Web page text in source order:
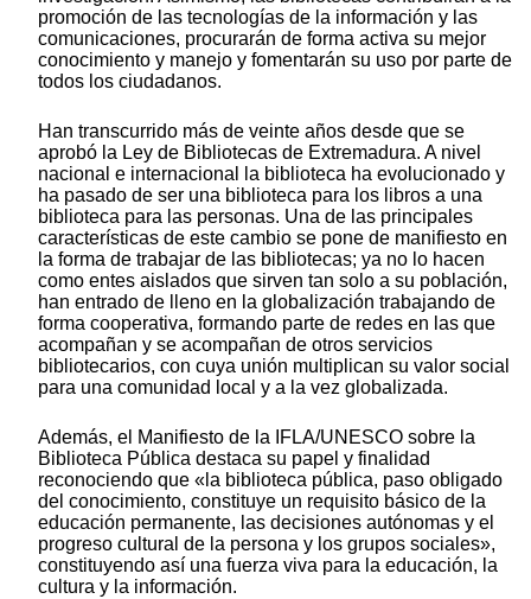
promoción de las tecnologías de la información y las
comunicaciones, procurarán de forma activa su mejor
conocimiento y manejo y fomentarán su uso por parte de
todos los ciudadanos.
Han transcurrido más de veinte años desde que se
aprobó la Ley de Bibliotecas de Extremadura. A nivel
nacional e internacional la biblioteca ha evolucionado y
ha pasado de ser una biblioteca para los libros a una
biblioteca para las personas. Una de las principales
características de este cambio se pone de manifiesto en
la forma de trabajar de las bibliotecas; ya no lo hacen
como entes aislados que sirven tan solo a su población,
han entrado de lleno en la globalización trabajando de
forma cooperativa, formando parte de redes en las que
acompañan y se acompañan de otros servicios
bibliotecarios, con cuya unión multiplican su valor social
para una comunidad local y a la vez globalizada.
Además, el Manifiesto de la IFLA/UNESCO sobre la
Biblioteca Pública destaca su papel y finalidad
reconociendo que «la biblioteca pública, paso obligado
del conocimiento, constituye un requisito básico de la
educación permanente, las decisiones autónomas y el
progreso cultural de la persona y los grupos sociales»,
constituyendo así una fuerza viva para la educación, la
cultura y la información.